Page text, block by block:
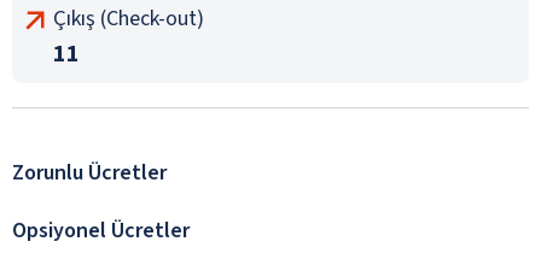
Çıkış (Check-out)
11
Zorunlu Ücretler
Opsiyonel Ücretler